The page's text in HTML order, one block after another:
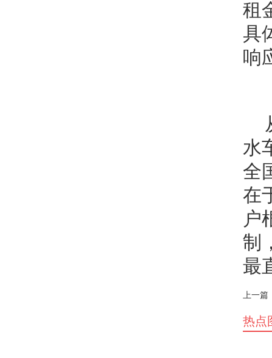
租
具
响
水
全
在
户
制
最
上一篇
热点